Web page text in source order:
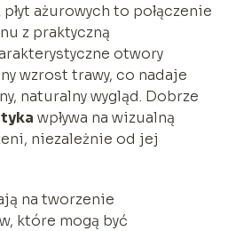
ażurowych to połączenie
z praktyczną
otwory
wzrost trawy, co nadaje
naturalny wygląd. Dobrze
wpływa na wizualną
niezależnie od jej
na tworzenie
które mogą być